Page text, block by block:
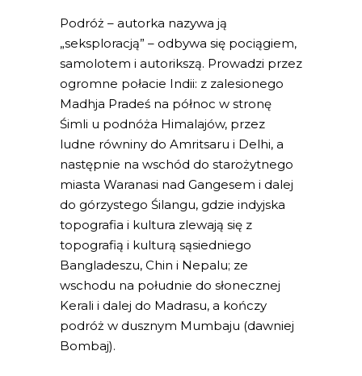
Podróż – autorka nazywa ją
„seksploracją” – odbywa się pociągiem,
samolotem i autorikszą. Prowadzi przez
ogromne połacie Indii: z zalesionego
Madhja Pradeś na północ w stronę
Śimli u podnóża Himalajów, przez
ludne równiny do Amritsaru i Delhi, a
następnie na wschód do starożytnego
miasta Waranasi nad Gangesem i dalej
do górzystego Śilangu, gdzie indyjska
topografia i kultura zlewają się z
topografią i kulturą sąsiedniego
Bangladeszu, Chin i Nepalu; ze
wschodu na południe do słonecznej
Kerali i dalej do Madrasu, a kończy
podróż w dusznym Mumbaju (dawniej
Bombaj).